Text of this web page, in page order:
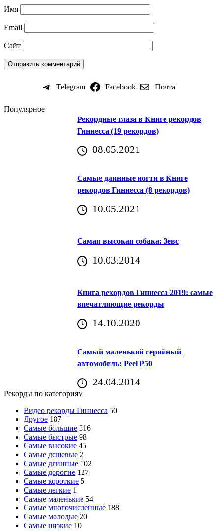
Имя
Email
Сайт
Telegram Facebook Почта
Популярное
Рекордные глаза в Книге рекордов
Гиннесса (19 рекордов)
08.05.2021
Самые длинные ногти в Книге
рекордов Гиннесса (8 рекордов)
10.05.2021
Самая высокая собака: Зевс
10.03.2014
Книга рекордов Гиннесса 2019: самые
впечатляющие рекорды
14.10.2020
Самый маленький серийный
автомобиль: Peel P50
24.04.2014
Рекорды по категориям
Видео рекорды Гиннесса 50
Другое 187
Самые большие 316
Самые быстрые 98
Самые высокие 45
Самые дешевые 2
Самые длинные 102
Самые дорогие 127
Самые короткие 5
Самые легкие 1
Самые маленькие 54
Самые многочисленные 188
Самые молодые 20
Самые низкие 10